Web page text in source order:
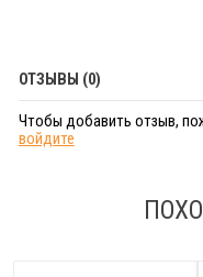
ОТЗЫВЫ (0)
Чтобы добавить отзыв,
войдите